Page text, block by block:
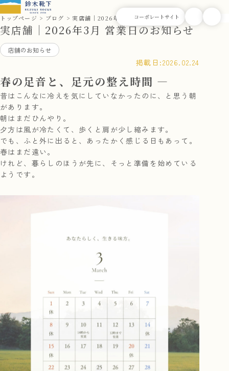
トップページ ブログ 実店舗｜2026年3月 営業日のお知らせ
実店舗｜2026年3月 営業日のお知らせ
店舗のお知らせ
掲載日:2026.02.24
春の足音と、足元の整え時間 ―
昔はこんなに冷えを気にしていなかったのに、と思う朝
があります。
朝はまだひんやり。
夕方は風が冷たくて、歩くと肩が少し縮みます。
でも、ふと外に出ると、あったかく感じる日もあって。
春はまだ遠い。
けれど、暮らしのほうが先に、そっと準備を始めている
ようです。